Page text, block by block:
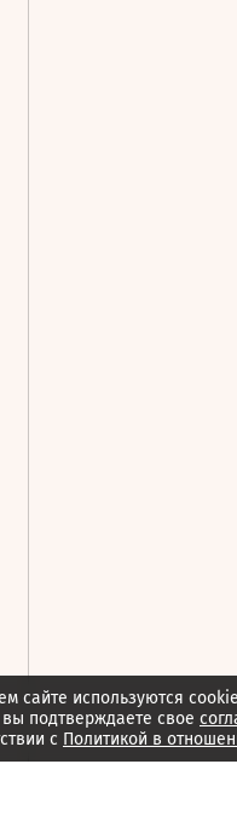
сайте используются
подтверждаете свое
с Политикой в